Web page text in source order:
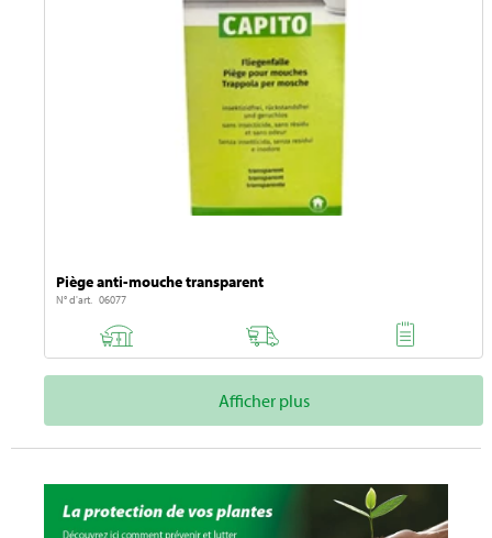
Piège anti-mouche transparent
N° d'art. 06077
Afficher plus